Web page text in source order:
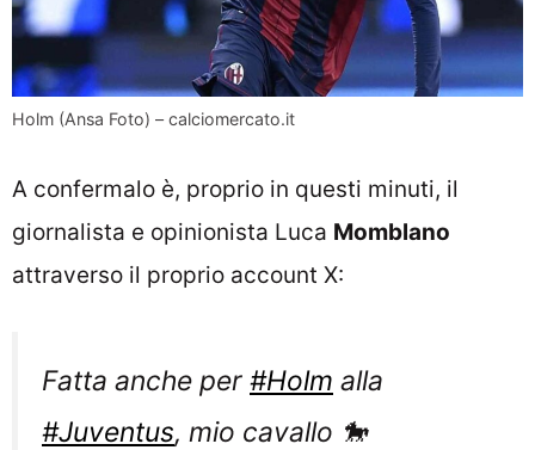
Holm (Ansa Foto) – calciomercato.it
A confermalo è, proprio in questi minuti, il
giornalista e opinionista Luca Momblano
attraverso il proprio account X:
Fatta anche per #Holm alla
#Juventus, mio cavallo 🐎